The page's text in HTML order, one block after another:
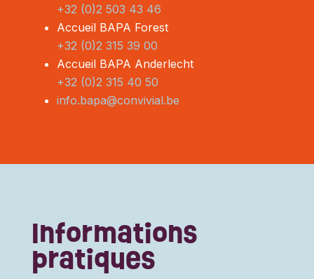
+32 (0)2 503 43 46
Accueil BAPA Forest
+32 (0)2 315 39 00
Accueil BAPA Anderlecht
+32 (0)2 315 40 50
info.bapa@convivial.be
Informations
pratiques